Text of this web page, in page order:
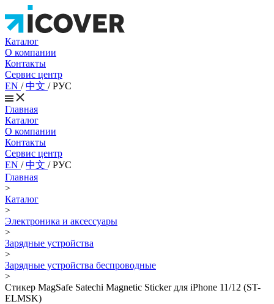
Каталог
О компании
Контакты
Сервис центр
EN /中文 /РУС
Главная
Каталог
О компании
Контакты
Сервис центр
EN /中文 /РУС
Главная
>
Каталог
>
Электроника и аксессуары
>
Зарядные устройства
>
Зарядные устройства беспроводные
>
Стикер MagSafe Satechi Magnetic Sticker для iPhone 11/12 (ST-
ELMSK)